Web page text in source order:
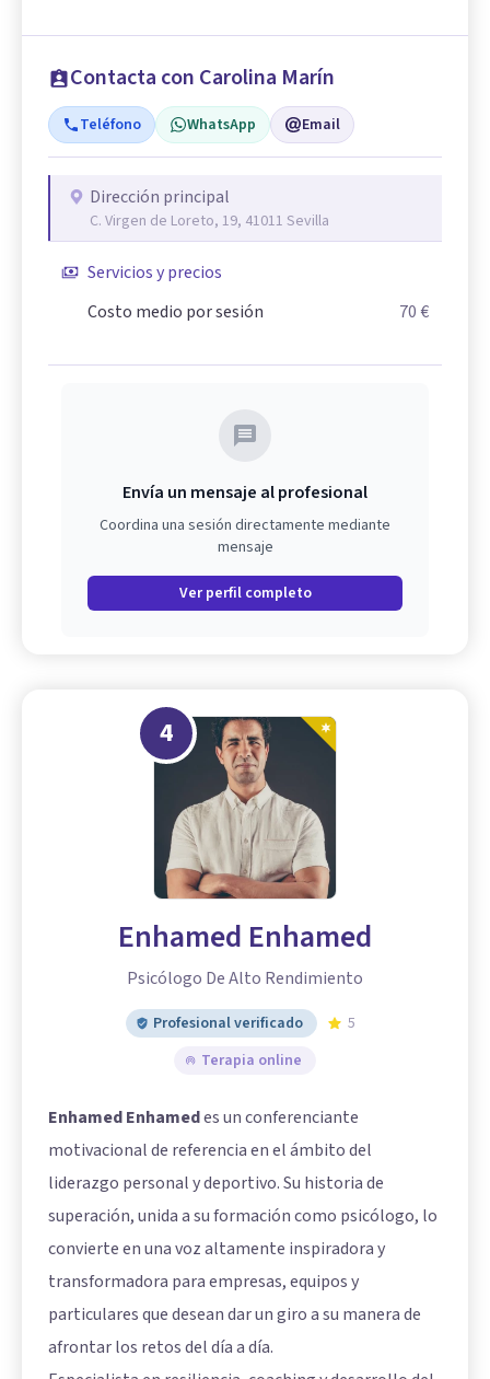
Contacta con Carolina Marín
Teléfono WhatsApp Email
Dirección principal
C. Virgen de Loreto, 19, 41011 Sevilla
Servicios y precios
Costo medio por sesión
70 €
Envía un mensaje al profesional
Coordina una sesión directamente mediante
mensaje
Ver perfil completo
4
Enhamed Enhamed
Psicólogo De Alto Rendimiento
Profesional verificado
5
Terapia online
Enhamed Enhamedes un conferenciante
motivacional de referencia en el ámbito del
liderazgo personal y deportivo. Su historia de
superación, unida a su formación como psicólogo, lo
convierte en una voz altamente inspiradora y
transformadora para empresas, equipos y
particulares que desean dar un giro a su manera de
afrontar los retos del día a día.